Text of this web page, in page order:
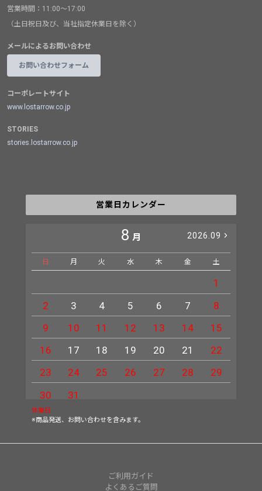
営業時間：11:00～17:00
（土日祝日及び、当社指定休業日を除く）
メールによるお問い合わせ
お問い合わせフォーム
コーポレートサイト
www.lostarrow.co.jp
STORIES
stories.lostarrow.co.jp
営業日カレンダー
8 月 2026.09
日 月 火 水 木 金 土
1
2
3 4 5 6 7
8
9
10 11 12 13 14
15
16
17 18 19 20 21
22
23
24 25 26 27 28
29
30
31
休業日
※商品発送、お問い合わせを含みます。
ご利用ガイド
よくあるご質問